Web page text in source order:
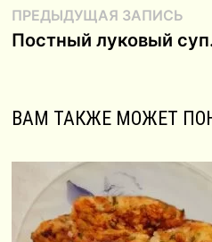
Навигация
по
ПРЕДЫДУЩАЯ ЗАПИСЬ
Постный луковый
ВАМ ТАКЖЕ МОЖЕТ